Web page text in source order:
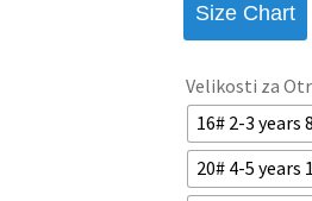
Size Chart
Velikosti za
16# 2-3 years
20# 4-5 years